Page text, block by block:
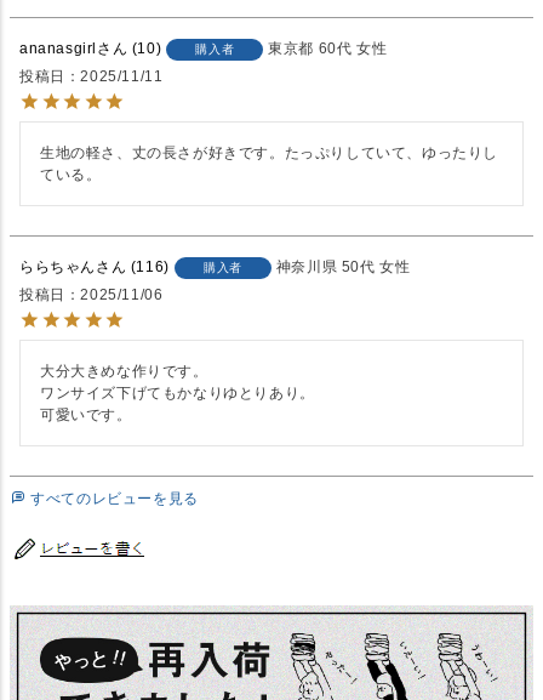
ananasgirl 10 購入者 東京都 60代 女性
投稿日
2025/11/11
生地の軽さ、丈の長さが好きです。たっぷりしていて、ゆったりし
ている。
ららちゃん 116 購入者 神奈川県 50代 女性
投稿日
2025/11/06
大分大きめな作りです。
ワンサイズ下げてもかなりゆとりあり。
可愛いです。
すべてのレビューを見る